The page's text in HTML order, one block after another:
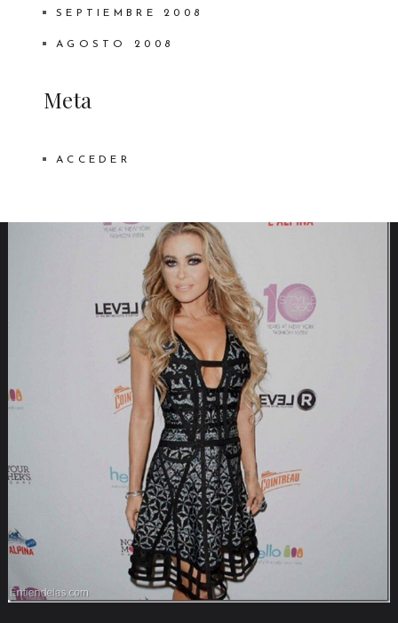
SEPTIEMBRE 2008
AGOSTO 2008
Meta
ACCEDER